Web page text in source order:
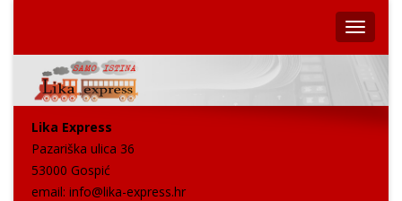
Lika Express
Pazariška ulica 36
53000 Gospić
email: info@lika-express.hr